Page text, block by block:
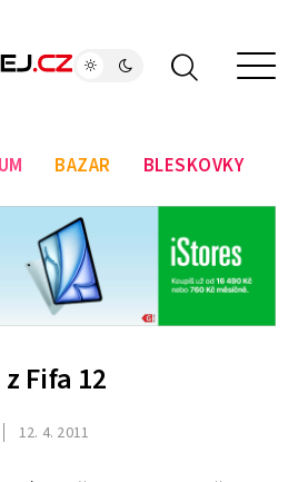
BAZAR BLESKOVKY
Fifa 12
12. 4. 2011